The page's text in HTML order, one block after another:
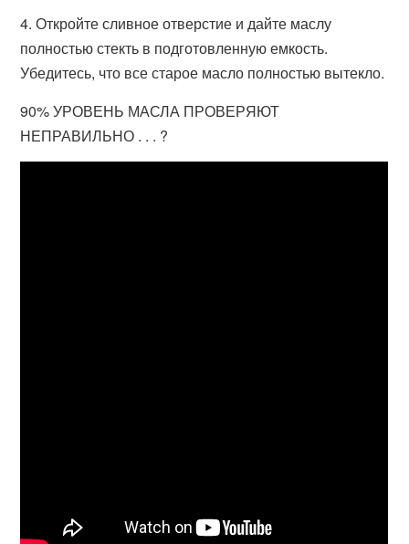
4. Откройте сливное отверстие и дайте маслу
полностью стекть в подготовленную емкость.
Убедитесь, что все старое масло полностью вытекло.
90% УРОВЕНЬ МАСЛА ПРОВЕРЯЮТ
НЕПРАВИЛЬНО . . . ?